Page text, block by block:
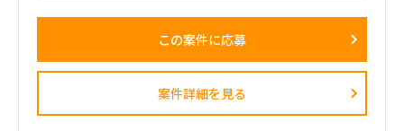
クト＝ヘッドホン・スピーカー等）を担当し、新規ビジネスの
・新規開発と既存カテゴリービジネスを限られたリソースで回
不可欠。だがその専門人材が社内におらず、既存メンバーが兼
務で対応。
この案件に応募
案件詳細を見る